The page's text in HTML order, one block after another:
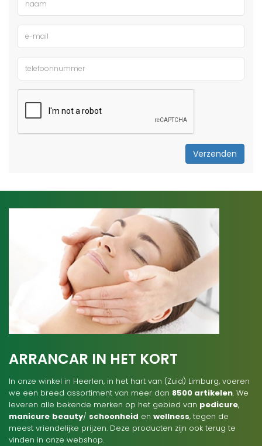
Verzenden
ARRANCAR IN HET KORT
In onze winkel in Heerlen, in het hart van (Zuid) Limburg, voeren
we een breed assortiment van meer dan 8500 artikelen. We
leveren alle bekende merken op het gebied van pedicure,
manicure beauty/ schoonheid en wellness, tegen de
meest vriendelijke prijzen. Deze producten zijn ook terug te
vinden in onze webshop.